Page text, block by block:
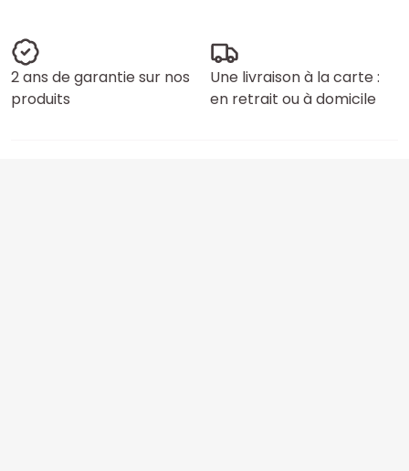
2 ans de garantie sur nos
produits
Une livraison à la carte :
en retrait ou à domicile